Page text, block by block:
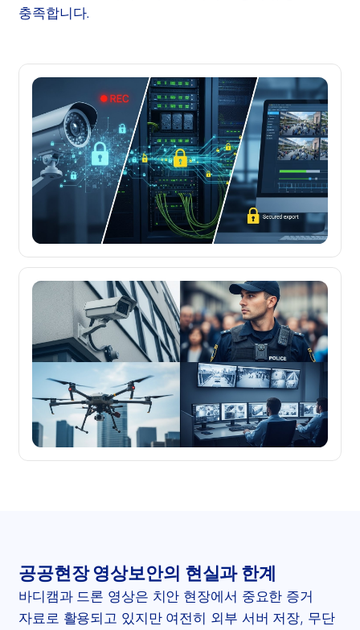
충족합니다.
공공현장 영상보안의 현실과 한계
바디캠과 드론 영상은 치안 현장에서 중요한 증거
자료로 활용되고 있지만 여전히 외부 서버 저장, 무단